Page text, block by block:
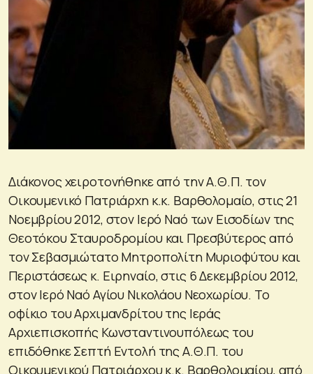
Διάκονος χειροτονήθηκε από την Α.Θ.Π. τον
Οικουμενικό Πατριάρχη κ.κ. Βαρθολομαίο, στις 21
Νοεμβρίου 2012, στον Ιερό Ναό των Εισοδίων της
Θεοτόκου Σταυροδρομίου και Πρεσβύτερος από
τον Σεβασμιώτατο Μητροπολίτη Μυριοφύτου και
Περιστάσεως κ. Ειρηναίο, στις 6 Δεκεμβρίου 2012,
στον Ιερό Ναό Αγίου Νικολάου Νεοχωρίου. Το
οφίκιο του Αρχιμανδρίτου της Ιεράς
Αρχιεπισκοπής Κωνσταντινουπόλεως του
επιδόθηκε Σεπτή Εντολή της Α.Θ.Π. του
Οικουμενικού Πατριάρχου κ.κ. Βαρθολομαίου, από